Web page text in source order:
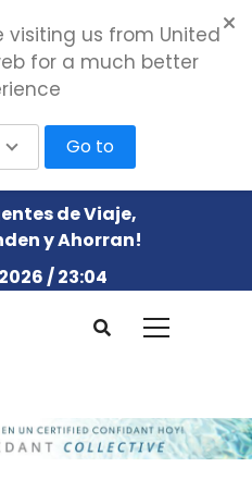
de Viaje,
y Ahorran!
/ 23:04
us from United
for a much better
Go to